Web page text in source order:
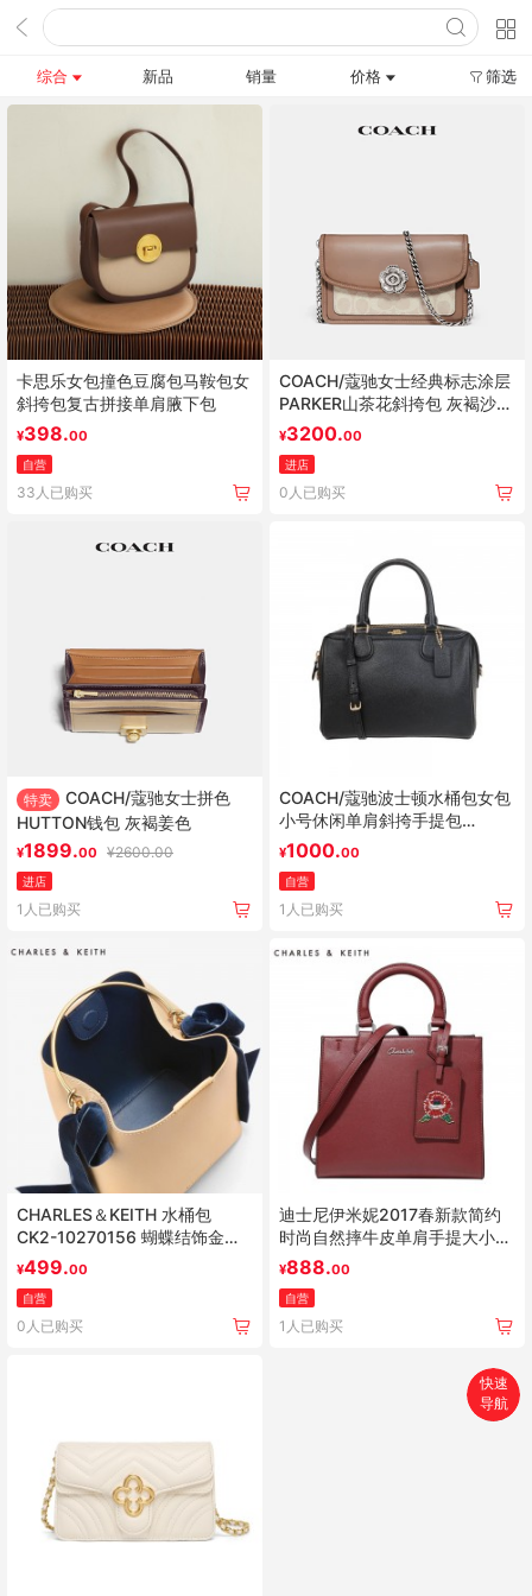
综合 新品 销量 价格 筛选
卡思乐女包撞色豆腐包马鞍包女
斜挎包复古拼接单肩腋下包
¥398.00
自营
33人已购买
COACH/蔻驰女士经典标志涂层
PARKER山茶花斜挎包 灰褐沙色
手拿包
¥3200.00
进店
0人已购买
特卖
COACH/蔻驰女士拼色
HUTTON钱包 灰褐姜色
¥1899.00 ¥2600.00
进店
1人已购买
COACH/蔻驰波士顿水桶包女包
小号休闲单肩斜挎手提包
57521
¥1000.00
自营
1人已购买
CHARLES＆KEITH 水桶包
CK2-10270156 蝴蝶结饰金属
提把水桶包
¥499.00
自营
0人已购买
迪士尼伊米妮2017春新款简约
时尚自然摔牛皮单肩手提大小版
波士顿包女包 简约时尚 自然摔
牛皮 单肩手提 波士顿包
¥888.00
自营
1人已购买
首页
快速
导航